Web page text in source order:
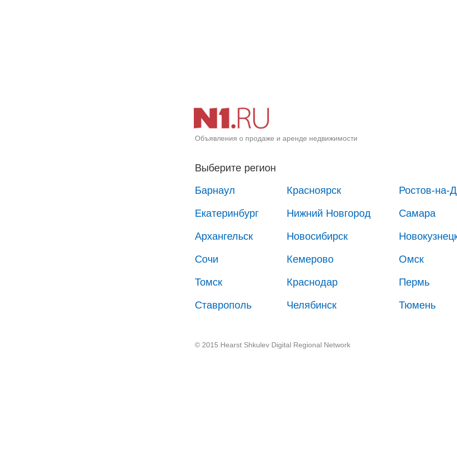
Объявления о продаже и аренде недвижимости
Выберите регион
Барнаул
Красноярск Ростов-на-
Екатеринбург Нижний Новгород Самара
Архангельск Новосибирск
Сочи Кемерово Омск
Томск Краснодар Пермь
Ставрополь Челябинск Тюмень
© 2015 Hearst Shkulev Digital Regional Network